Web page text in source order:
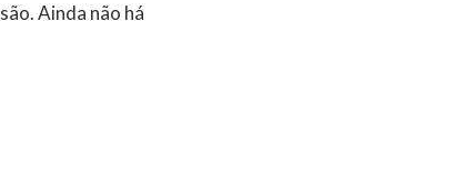
Ainda não há